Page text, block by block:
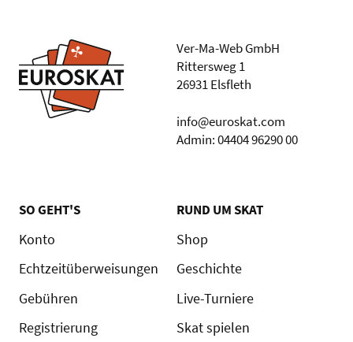
Ver-Ma-Web GmbH
Rittersweg 1
26931 Elsfleth
info@euroskat.com
Admin: 04404 96290 00
SO GEHT'S
Konto
Echtzeitüberweisungen
Gebühren
Registrierung
RUND UM SKAT
Shop
Geschichte
Live-Turniere
Skat spielen